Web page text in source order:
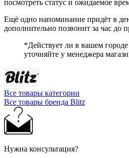
посмотреть статус и ожидаемое
Ещё одно напоминание придёт в
дополнительно позвонит за час до
*Действует ли в вашем городе
уточняйте у менеджера
Все товары категории
Все товары бренда Blitz
Нужна консультация?